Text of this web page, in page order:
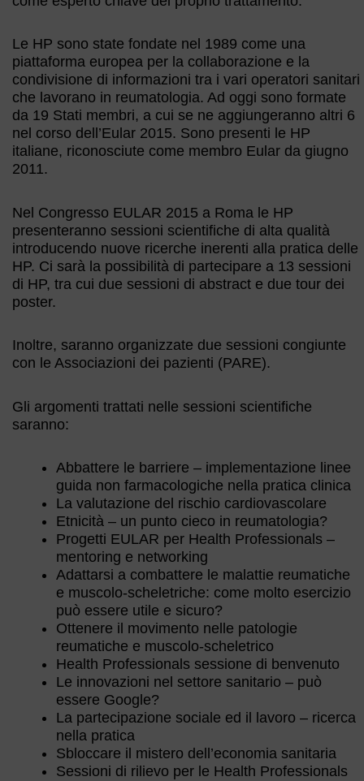
Le HP sono state fondate nel 1989 come una
piattaforma europea per la collaborazione e la
condivisione di informazioni tra i vari operatori sanitari
che lavorano in reumatologia. Ad oggi sono formate
da 19 Stati membri, a cui se ne aggiungeranno altri 6
nel corso dell’Eular 2015. Sono presenti le HP
italiane, riconosciute come membro Eular da giugno
2011.
Nel Congresso EULAR 2015 a Roma le HP
presenteranno sessioni scientifiche di alta qualità
introducendo nuove ricerche inerenti alla pratica delle
HP. Ci sarà la possibilità di partecipare a 13 sessioni
di HP, tra cui due sessioni di abstract e due tour dei
poster.
Inoltre, saranno organizzate due sessioni congiunte
con le Associazioni dei pazienti (PARE).
Gli argomenti trattati nelle sessioni scientifiche
saranno:
Abbattere le barriere – implementazione linee
guida non farmacologiche nella pratica clinica
La valutazione del rischio cardiovascolare
Etnicità – un punto cieco in reumatologia?
Progetti EULAR per Health Professionals –
mentoring e networking
Adattarsi a combattere le malattie reumatiche
e muscolo-scheletriche: come molto esercizio
può essere utile e sicuro?
Ottenere il movimento nelle patologie
reumatiche e muscolo-scheletrico
Health Professionals sessione di benvenuto
Le innovazioni nel settore sanitario – può
essere Google?
La partecipazione sociale ed il lavoro – ricerca
nella pratica
Sbloccare il mistero dell’economia sanitaria
Sessioni di rilievo per le Health Professionals